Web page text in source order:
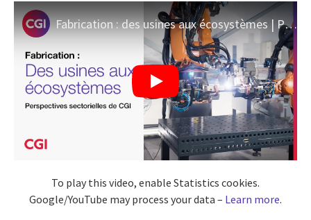
Fabrication : des usines aux écosystèmes | Perspectives sectorielles de CGI
To play this video, enable Statistics cookies.
Google/YouTube may process your data – Learn more.